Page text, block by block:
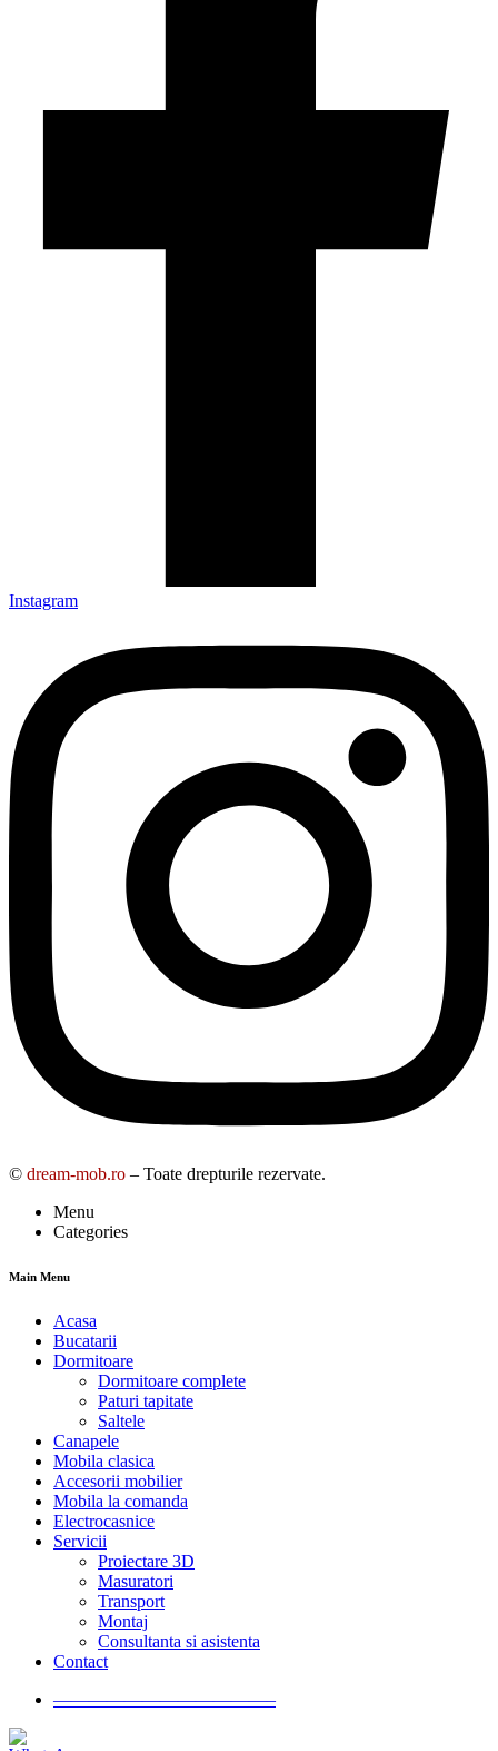
Instagram
© dream-mob.ro – Toate drepturile rezervate.
Menu
Categories
Main Menu
Acasa
Bucatarii
Dormitoare
Dormitoare complete
Paturi tapitate
Saltele
Canapele
Mobila clasica
Accesorii mobilier
Mobila la comanda
Electrocasnice
Servicii
Proiectare 3D
Masuratori
Transport
Montaj
Consultanta si asistenta
Contact
————————————–